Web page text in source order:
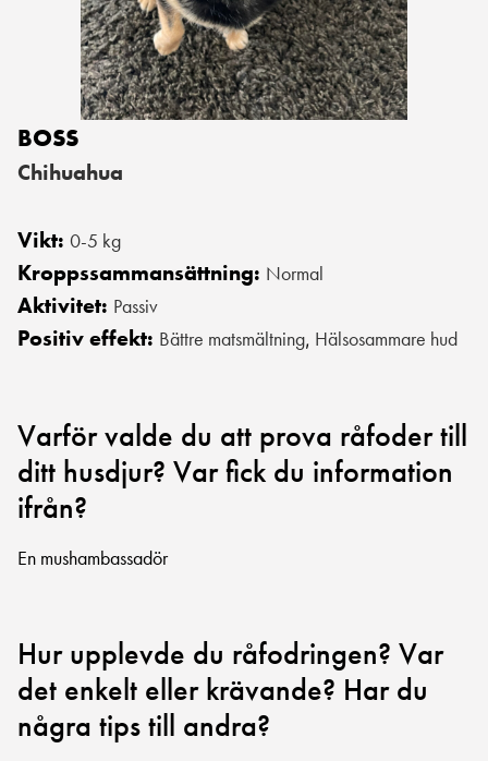
BOSS
Chihuahua
Vikt: 0-5 kg
Kroppssammansättning: Normal
Aktivitet: Passiv
Positiv effekt: Bättre matsmältning, Hälsosammare hud
Varför valde du att prova råfoder till
ditt husdjur? Var fick du information
ifrån?
En mushambassadör
Hur upplevde du råfodringen? Var
det enkelt eller krävande? Har du
några tips till andra?